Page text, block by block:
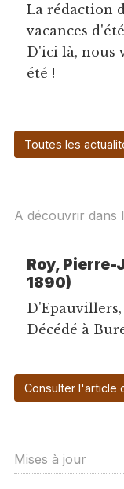
La rédaction
vacances
D'ici là, nous
été !
Toutes les
A découvrir dans
Roy,
1890)
D'Epauvillers,
Décédé à
Consulter l'article
Mises à jour